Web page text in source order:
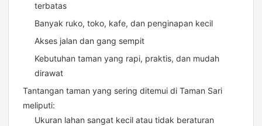
terbatas
Banyak ruko, toko, kafe, dan penginapan kecil
Akses jalan dan gang sempit
Kebutuhan taman yang rapi, praktis, dan mudah
dirawat
Tantangan taman yang sering ditemui di Taman Sari
meliputi:
Ukuran lahan sangat kecil atau tidak beraturan